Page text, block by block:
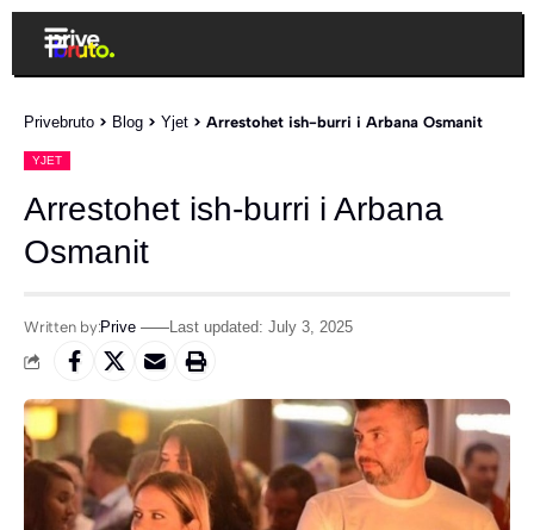
Privebruto > Blog > Yjet > Arrestohet ish-burri i Arbana Osmanit
YJET
Arrestohet ish-burri i Arbana
Osmanit
Written by:Prive Last updated: July 3, 2025